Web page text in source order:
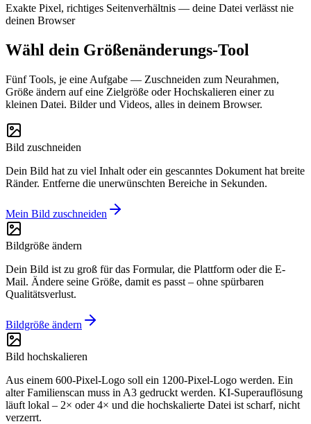
Exakte Pixel, richtiges Seitenverhältnis — deine Datei verlässt nie
deinen Browser
Wähl dein Größenänderungs-Tool
Fünf Tools, je eine Aufgabe — Zuschneiden zum Neurahmen,
Größe ändern auf eine Zielgröße oder Hochskalieren einer zu
kleinen Datei. Bilder und Videos, alles in deinem Browser.
Bild zuschneiden
Dein Bild hat zu viel Inhalt oder ein gescanntes Dokument hat breite
Ränder. Entferne die unerwünschten Bereiche in Sekunden.
Mein Bild zuschneiden
Bildgröße ändern
Dein Bild ist zu groß für das Formular, die Plattform oder die E-
Mail. Ändere seine Größe, damit es passt – ohne spürbaren
Qualitätsverlust.
Bildgröße ändern
Bild hochskalieren
Aus einem 600-Pixel-Logo soll ein 1200-Pixel-Logo werden. Ein
alter Familienscan muss in A3 gedruckt werden. KI-Superauflösung
läuft lokal – 2× oder 4× und die hochskalierte Datei ist scharf, nicht
verzerrt.